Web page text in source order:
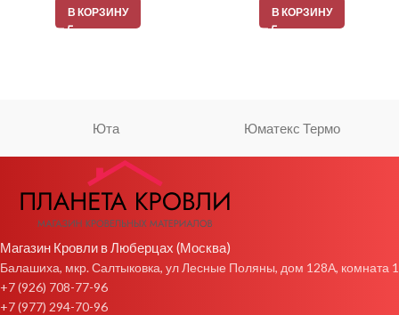
В КОРЗИНУ В КОРЗИНУ
Юта Юматекс Термо
Магазин Кровли в Люберцах (Москва)
Балашиха, мкр. Салтыковка, ул Лесные Поляны, дом 128А, комната 1
+7 (926) 708-77-96
+7 (977) 294-70-96